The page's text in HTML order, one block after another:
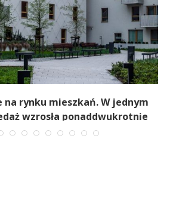
na rynku mieszkań. W jednym
wzrosła ponaddwukrotnie